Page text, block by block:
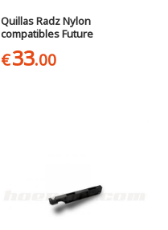
Quillas Radz Nylon
compatibles Future
€33.00